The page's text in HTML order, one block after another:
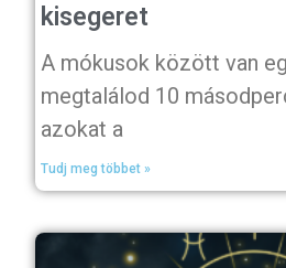
kisegeret
A mókusok között van
megtalálod 10
azokat a
Tudj meg többet »